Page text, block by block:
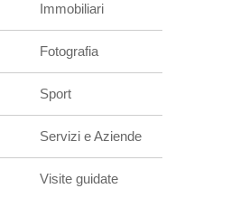
Immobiliari
Fotografia
Sport
Servizi e Aziende
Visite guidate